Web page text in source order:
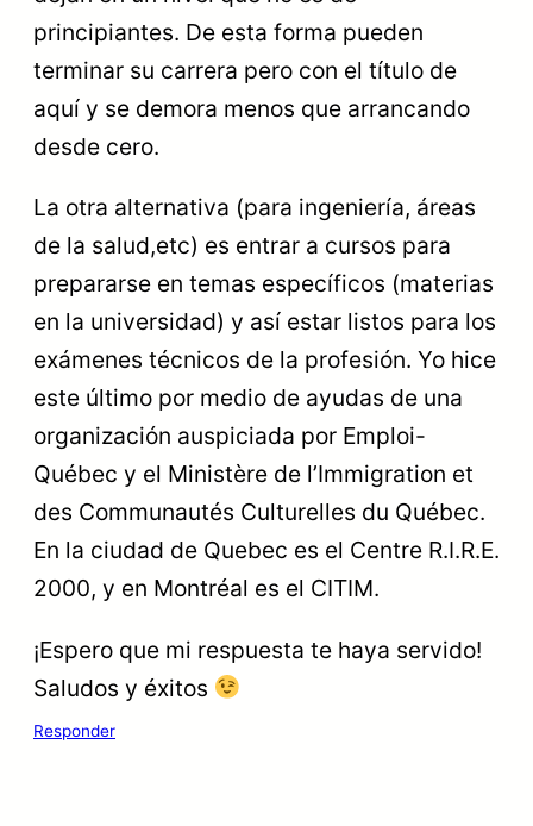
principiantes. De esta forma pueden
terminar su carrera pero con el título de
aquí y se demora menos que arrancando
desde cero.
La otra alternativa (para ingeniería, áreas
de la salud,etc) es entrar a cursos para
prepararse en temas específicos (materias
en la universidad) y así estar listos para los
exámenes técnicos de la profesión. Yo hice
este último por medio de ayudas de una
organización auspiciada por Emploi-
Québec y el Ministère de l’Immigration et
des Communautés Culturelles du Québec.
En la ciudad de Quebec es el Centre R.I.R.E.
2000, y en Montréal es el CITIM.
¡Espero que mi respuesta te haya servido!
Saludos y éxitos
Responder